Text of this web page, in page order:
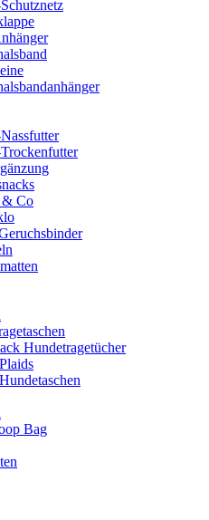
& Co
Hundetragetücher
Bag